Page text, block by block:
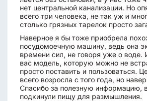
нет центральной канализации. Но
всего три человека, не так уж и
столько грязных тарелок просто
Наверное я бы тоже приобрела
посудомоечную машину, ведь она
времени сил, не говоря уже о воде.
вас модель, которую можно не
просто поставить и пользоваться.
всего возросла с того года, но
Спасибо за полезную информацию,
подкинули пищу для размышления.